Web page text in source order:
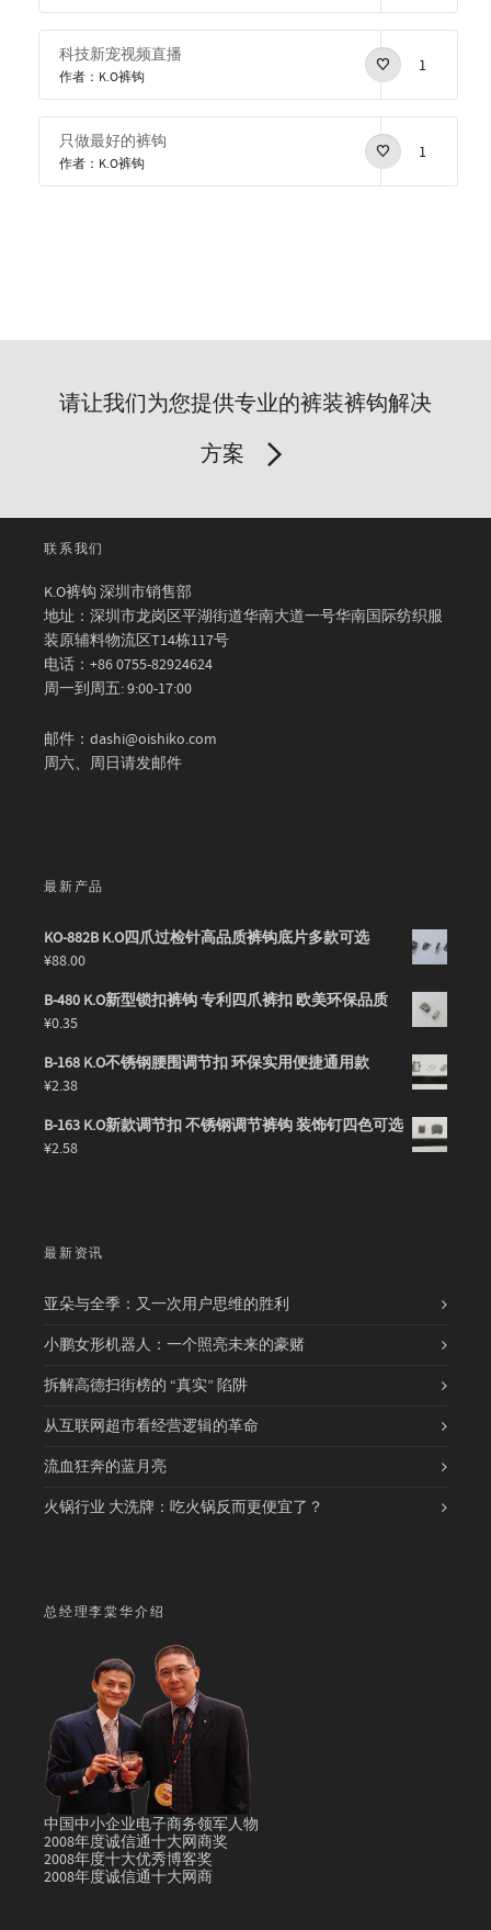
科技新宠视频直播
作者：K.O裤钩
1
只做最好的裤钩
作者：K.O裤钩
1
请让我们为您提供专业的裤装裤钩解决
方案
联系我们
K.O裤钩 深圳市销售部
地址：深圳市龙岗区平湖街道华南大道一号华南国际纺织服
装原辅料物流区T14栋117号
电话：+86 0755-82924624
周一到周五: 9:00-17:00
邮件：dashi@oishiko.com
周六、周日请发邮件
最新产品
KO-882B K.O四爪过检针高品质裤钩底片多款可选
¥88.00
B-480 K.O新型锁扣裤钩 专利四爪裤扣 欧美环保品质
¥0.35
B-168 K.O不锈钢腰围调节扣 环保实用便捷通用款
¥2.38
B-163 K.O新款调节扣 不锈钢调节裤钩 装饰钉四色可选
¥2.58
最新资讯
亚朵与全季：又一次用户思维的胜利
小鹏女形机器人：一个照亮未来的豪赌
拆解高德扫街榜的 “真实” 陷阱
从互联网超市看经营逻辑的革命
流血狂奔的蓝月亮
火锅行业 大洗牌：吃火锅反而更便宜了？
总经理李棠华介绍
中国中小企业电子商务领军人物
2008年度诚信通十大网商奖
2008年度十大优秀博客奖
2008年度诚信通十大网商